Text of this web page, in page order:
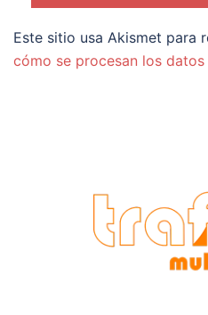
Este sitio usa Akismet para
cómo se procesan los